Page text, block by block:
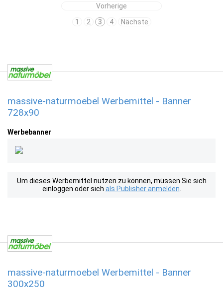
Vorherige
1
2 3 4 Nächste
massive-naturmoebel Werbemittel - Banner
728x90
Werbebanner
Um dieses Werbemittel nutzen zu können, müssen Sie sich
einloggen oder sich als Publisher anmelden
massive-naturmoebel Werbemittel - Banner
300x250